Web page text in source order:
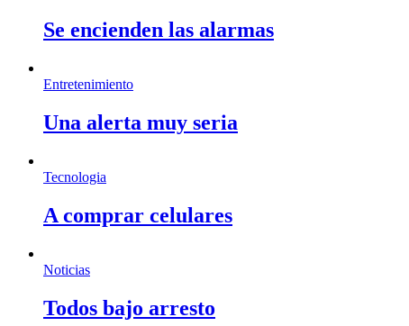
Se encienden las alarmas
Entretenimiento
Una alerta muy seria
Tecnologia
A comprar celulares
Noticias
Todos bajo arresto